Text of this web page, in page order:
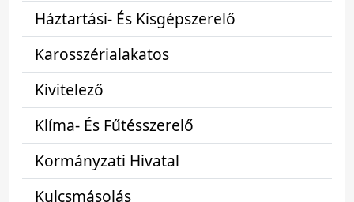
Háztartási- És Kisgépszerelő
Karosszérialakatos
Kivitelező
Klíma- És Fűtésszerelő
Kormányzati Hivatal
Kulcsmásolás